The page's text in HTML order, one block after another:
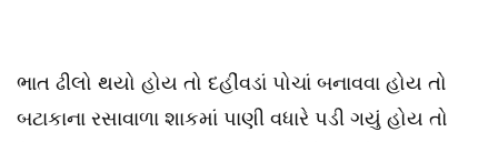
ભાત ઢીલો થયો હોય તો દહીંવડાં પોચાં બનાવવા હોય તો
બટાકાના રસાવાળા શાકમાં પાણી વધારે પડી ગયું હોય તો